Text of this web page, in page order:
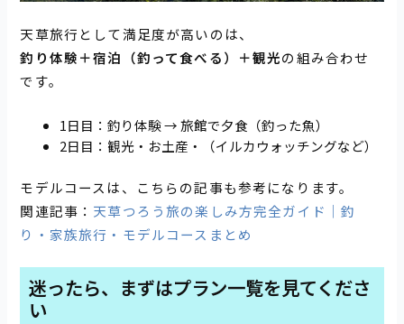
天草旅行として満足度が高いのは、
釣り体験＋宿泊（釣って食べる）＋観光の組み合わせ
です。
1日目：釣り体験 → 旅館で夕食（釣った魚）
2日目：観光・お土産・（イルカウォッチングなど）
モデルコースは、こちらの記事も参考になります。
関連記事： 天草つろう旅の楽しみ方完全ガイド｜釣
り・家族旅行・モデルコースまとめ
迷ったら、まずはプラン一覧を見てくださ
い